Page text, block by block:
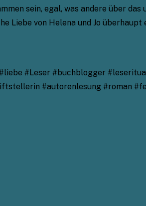
sein, egal, was andere über
von Helena und Jo überhaupt
#Leser #buchblogger
#autorenlesung #roman